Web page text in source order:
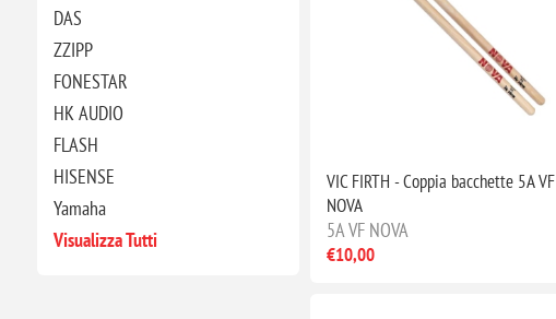
DAS
ZZIPP
FONESTAR
HK AUDIO
FLASH
HISENSE
Yamaha
Visualizza Tutti
VIC FIRTH - Coppia bacchette 5A VF
NOVA
5A VF NOVA
€10,00